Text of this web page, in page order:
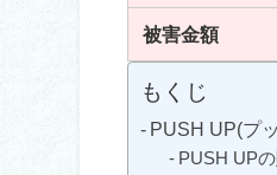
被害金額
もくじ
PUSH UP(プ
PUSH UP